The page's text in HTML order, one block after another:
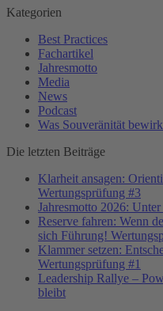
Beitragsnavigation
Kategorien
Best Practices
Fachartikel
Jahresmotto
Media
News
Podcast
Was Souveränität
Die letzten Beiträge
Klarheit ansagen:
Wertungsprüfung #3
Jahresmotto 2026:
Reserve fahren: Wenn
sich Führung!
Klammer setzen:
Wertungsprüfung #1
Leadership Rallye –
bleibt